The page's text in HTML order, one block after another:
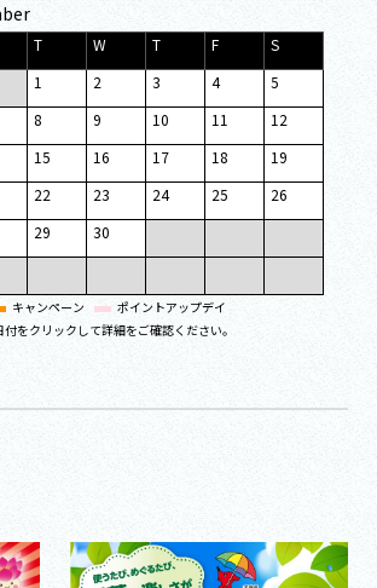
T W T F
S
1
2 3 4
5
8
9 10 11
12
15
16 17 18
19
22
23 24 25
26
29
30
キャンペーン
ポイントアップデイ
をクリックして詳細をご確認ください。